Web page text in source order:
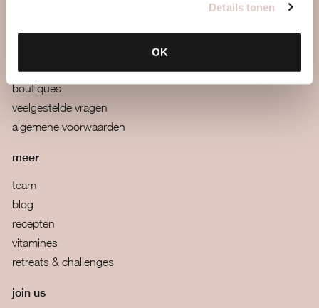
Details tonen
OK
mail ons
boutiques
veelgestelde vragen
algemene voorwaarden
meer
team
blog
recepten
vitamines
retreats & challenges
join us